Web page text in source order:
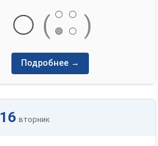
⚪ ( ⚪
⚪
🟢
⚪ )
Подробнее →
16 вторник